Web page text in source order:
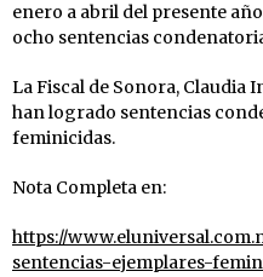
enero a abril del presente
ocho sentencias
La Fiscal de Sonora, Claudia
han logrado sentencias
feminicidas.
Nota Completa en:
https://
sentencias-ejemplares-